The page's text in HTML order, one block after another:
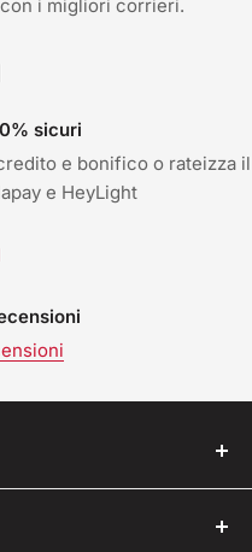
i migliori corrieri.
sicuri
e bonifico o rateizza il
e HeyLight
22076 Mozzate (CO)